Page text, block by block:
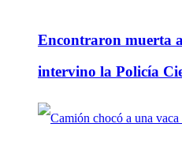
Encontraron muerta
intervino la Policía